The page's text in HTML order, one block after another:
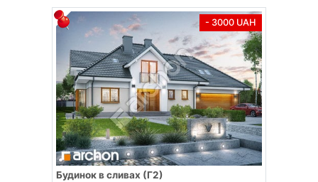
- 3000 UAH
Будинок в сливах (Г2)